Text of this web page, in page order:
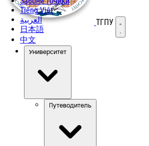
Tiếng Việt
العربية
日本語
中文
ТГПУ Открыть
Университет
Путеводитель